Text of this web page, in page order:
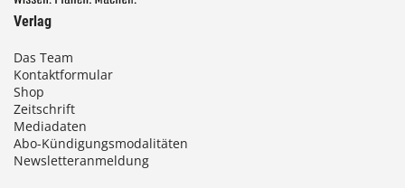
Verlag
Das Team
Kontaktformular
Shop
Zeitschrift
Mediadaten
Abo-Kündigungsmodalitäten
Newsletteranmeldung